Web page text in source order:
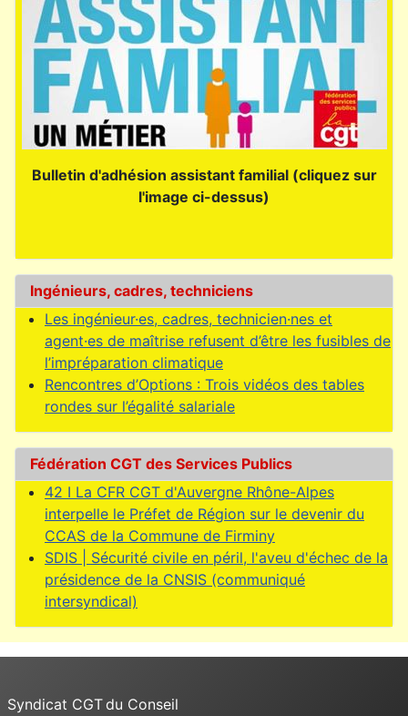
Bulletin d'adhésion assistant familial (cliquez sur
l'image ci-dessus)
Ingénieurs, cadres, techniciens
Les ingénieur·es, cadres, technicien·nes et
agent·es de maîtrise refusent d’être les fusibles de
l’impréparation climatique
Rencontres d’Options : Trois vidéos des tables
rondes sur l’égalité salariale
Fédération CGT des Services Publics
42 I La CFR CGT d'Auvergne Rhône-Alpes
interpelle le Préfet de Région sur le devenir du
CCAS de la Commune de Firminy
SDIS | Sécurité civile en péril, l'aveu d'échec de la
présidence de la CNSIS (communiqué
intersyndical)
Syndicat CGT du Conseil